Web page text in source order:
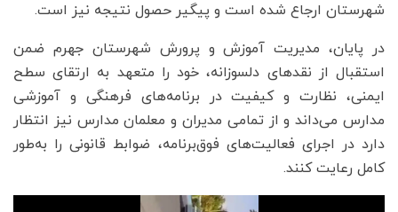
شهرستان ارجاع شده است و پیگیر حصول نتیجه نیز است.
در پایان، مدیریت آموزش و پرورش شهرستان جهرم ضمن
استقبال از نقدهای دلسوزانه، خود را متعهد به ارتقای سطح
ایمنی، نظارت و کیفیت در برنامه‌های فرهنگی و آموزشی
مدارس می‌داند و از تمامی مدیران و معلمان مدارس نیز انتظار
دارد در اجرای فعالیت‌های فوق‌برنامه، ضوابط قانونی را به‌طور
کامل رعایت کنند.